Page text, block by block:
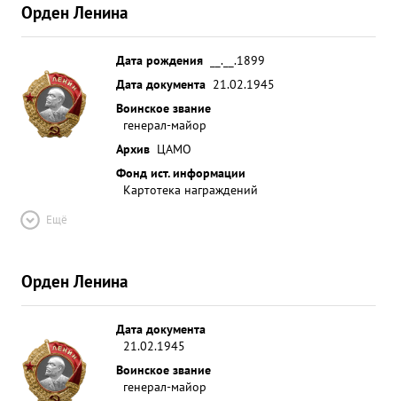
Орден Ленина
Дата рождения
__.__.1899
Дата документа 21.02.1945
Воинское звание
генерал-майор
Архив ЦАМО
Фонд ист. информации
Картотека награждений
Ещё
Орден Ленина
Дата документа
21.02.1945
Воинское звание
генерал-майор